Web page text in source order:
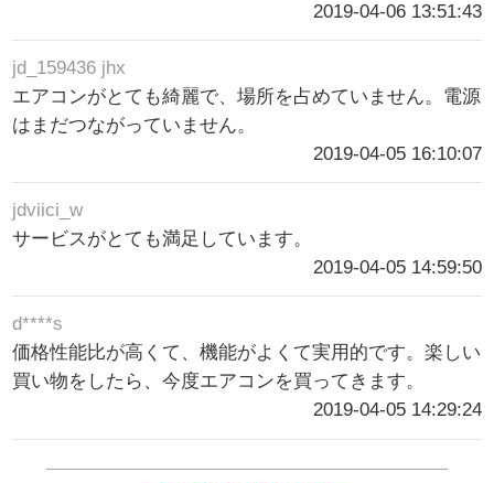
2019-04-06 13:51:43
jd_159436 jhx
エアコンがとても綺麗で、場所を占めていません。電源
はまだつながっていません。
2019-04-05 16:10:07
jdviici_w
サービスがとても満足しています。
2019-04-05 14:59:50
d****s
価格性能比が高くて、機能がよくて実用的です。楽しい
買い物をしたら、今度エアコンを買ってきます。
2019-04-05 14:29:24